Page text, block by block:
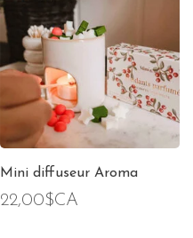
Mini diffuseur Aroma
22,00$CA